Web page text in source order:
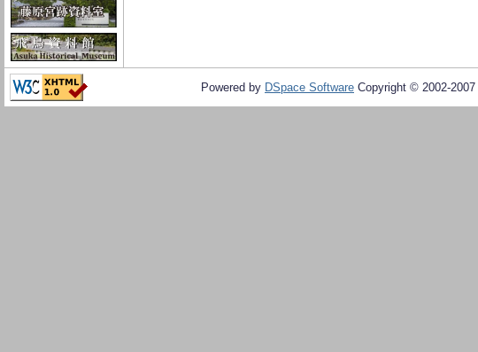
Powered by DSpace Software Copyright © 2002-2007